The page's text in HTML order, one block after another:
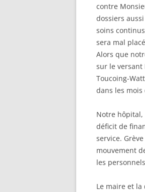
contre
dossiers
soins
sera mal
Alors que
sur le versant
Toucoing-
dans les
Notre hôpital,
déficit de
service.
mouvement
les
Le maire et